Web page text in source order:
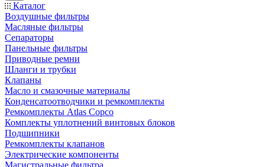
Каталог
Воздушные фильтры
Масляные фильтры
Сепараторы
Панельные фильтры
Приводные ремни
Шланги и трубки
Клапаны
Масло и смазочные материалы
Конденсатоотводчики и ремкомплекты
Ремкомплекты Atlas Copco
Комплекты уплотнений винтовых блоков
Подшипники
Ремкомплекты клапанов
Электрические компоненты
Магистральные фильтра